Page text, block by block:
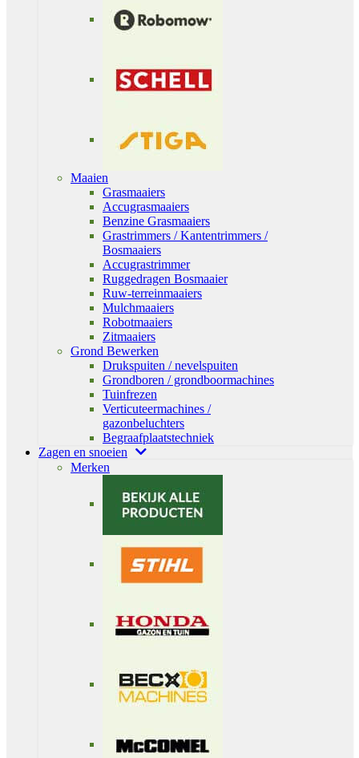
Maaien
Grasmaaiers
Accugrasmaaiers
Benzine Grasmaaiers
Grastrimmers / Kantentrimmers /
Bosmaaiers
Accugrastrimmer
Ruggedragen Bosmaaier
Ruw-terreinmaaiers
Mulchmaaiers
Robotmaaiers
Zitmaaiers
Grond Bewerken
Drukspuiten / nevelspuiten
Grondboren / grondboormachines
Tuinfrezen
Verticuteermachines /
gazonbeluchters
Begraafplaatstechniek
Zagen en snoeien
Merken